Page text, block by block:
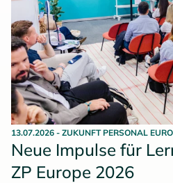
13.07.2026 - ZUKUNFT PERSONAL
Neue Impulse für
ZP Europe 2026